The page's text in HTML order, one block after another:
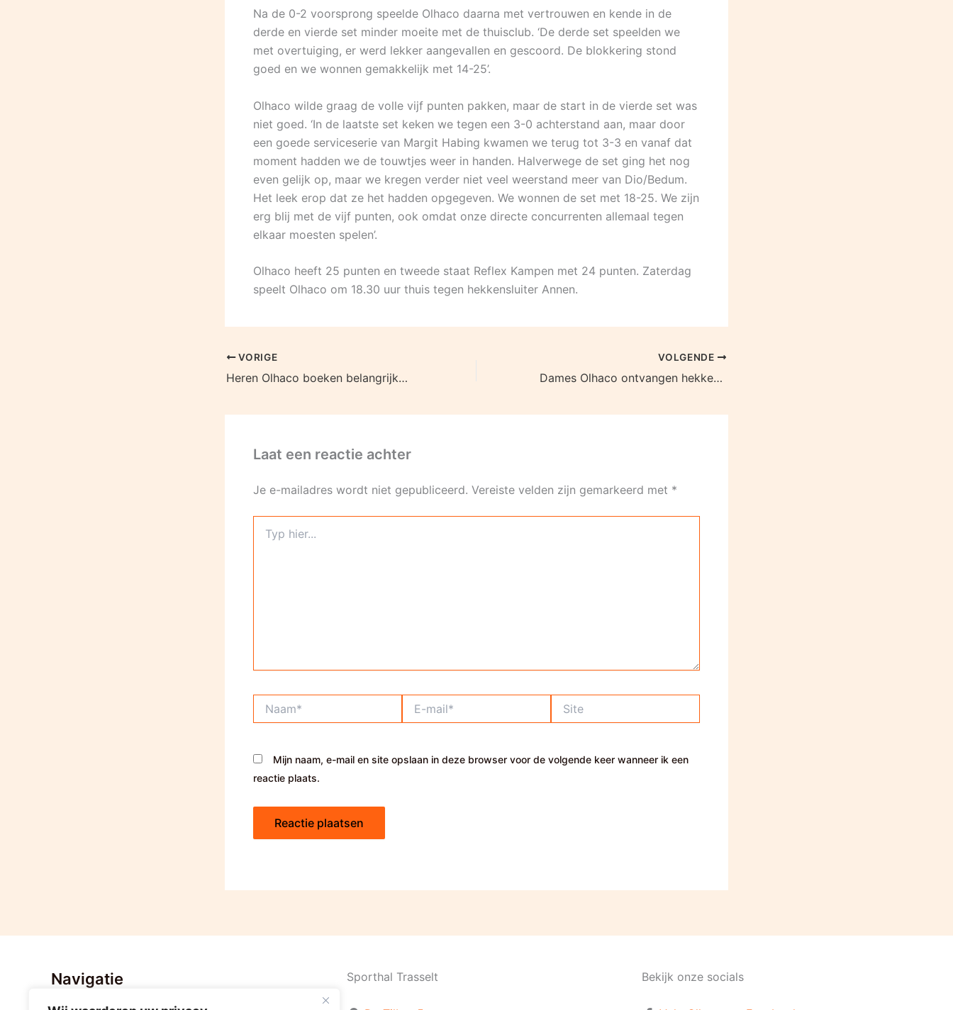
Na de 0-2 voorsprong speelde Olhaco daarna met vertrouwen en kende in de
derde en vierde set minder moeite met de thuisclub. ‘De derde set speelden we
met overtuiging, er werd lekker aangevallen en gescoord. De blokkering stond
goed en we wonnen gemakkelijk met 14-25’.
Olhaco wilde graag de volle vijf punten pakken, maar de start in de vierde set was
niet goed. ‘In de laatste set keken we tegen een 3-0 achterstand aan, maar door
een goede serviceserie van Margit Habing kwamen we terug tot 3-3 en vanaf dat
moment hadden we de touwtjes weer in handen. Halverwege de set ging het nog
even gelijk op, maar we kregen verder niet veel weerstand meer van Dio/Bedum.
Het leek erop dat ze het hadden opgegeven. We wonnen de set met 18-25. We zijn
erg blij met de vijf punten, ook omdat onze directe concurrenten allemaal tegen
elkaar moesten spelen’.
Olhaco heeft 25 punten en tweede staat Reflex Kampen met 24 punten. Zaterdag
speelt Olhaco om 18.30 uur thuis tegen hekkensluiter Annen.
VORIGE
Heren Olhaco boeken belangrijke zege
VOLGENDE
Dames Olhaco ontvangen hekkensluiter Annen
Laat een reactie achter
Je e-mailadres wordt niet gepubliceerd. Vereiste velden zijn gemarkeerd met *
hier...
mail*
Mijn naam, e-mail en site opslaan in deze browser voor de volgende keer wanneer ik een
reactie plaats.
Navigatie Sporthal Trasselt Bekijk onze socials